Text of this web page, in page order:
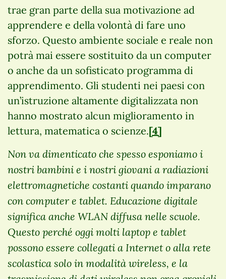
trae gran parte della sua motivazione ad
apprendere e della volontà di fare uno
sforzo. Questo ambiente sociale e reale non
potrà mai essere sostituito da un computer
o anche da un sofisticato programma di
apprendimento. Gli studenti nei paesi con
un’istruzione altamente digitalizzata non
hanno mostrato alcun miglioramento in
lettura, matematica o scienze.[4]
Non va dimenticato che spesso esponiamo i
nostri bambini e i nostri giovani a radiazioni
elettromagnetiche costanti quando imparano
con computer e tablet. Educazione digitale
significa anche WLAN diffusa nelle scuole.
Questo perché oggi molti laptop e tablet
possono essere collegati a Internet o alla rete
scolastica solo in modalità wireless, e la